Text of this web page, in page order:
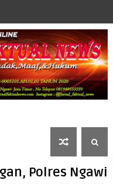
Polres Ngawi